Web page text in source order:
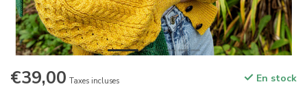
€39,00 Taxes incluses En stock